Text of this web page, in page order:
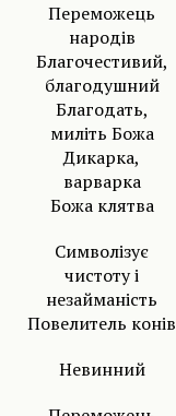
Переможець
народів
Благочестивий,
благодушний
Благодать,
миліть Божа
Дикарка,
варварка
Божа клятва
Символізує
чистоту і
незайманість
Повелитель конів
Невинний